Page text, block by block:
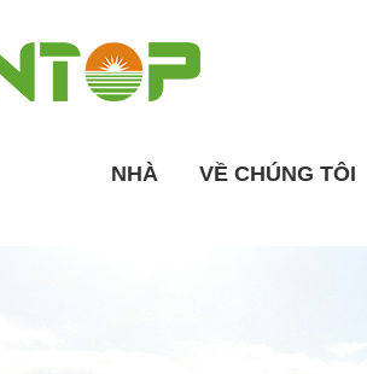
NHÀ VỀ CHÚNG TÔI